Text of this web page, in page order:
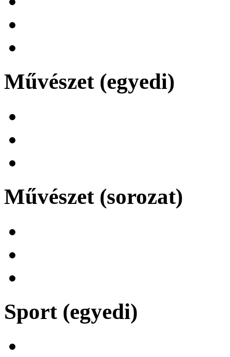
Művészet (egyedi)
Művészet (sorozat)
Sport (egyedi)